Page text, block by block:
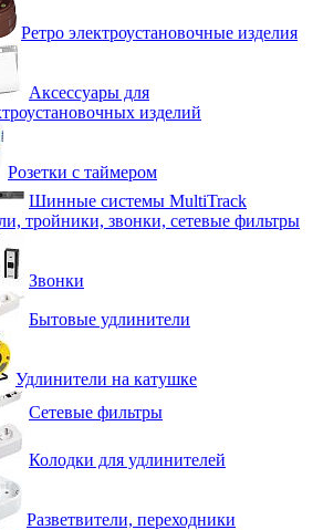
Ретро электроустановочные изделия
Аксессуары для
изделий
Розетки с таймером
Шинные системы MultiTrack
тройники, звонки, сетевые фильтры
Звонки
Бытовые удлинители
Удлинители на катушке
Сетевые фильтры
Колодки для удлинителей
Разветвители, переходники